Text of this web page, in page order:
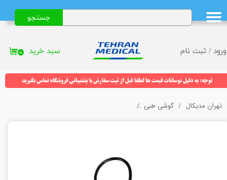
ورود / ثبت نام
حساب کاربری من
تغییر گذر واژه
خروج از حساب کاربری
جستجو
۰ سبد خرید
تهران مدیکال گوشی طبی